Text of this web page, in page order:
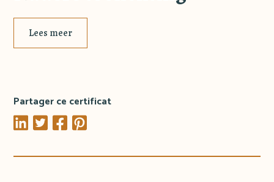
Lees meer
Partager ce certificat